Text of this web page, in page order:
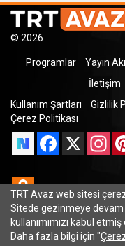
© 2026
Programlar Yayın
İletişim
Kullanım Şartları
Gizlilik
Çerez Politikası
Facebook
X
Odnoklassniki
TRT Avaz web sitesi
Sitede gezinmeye
kullanımımızı kabul
Daha fazla bilgi için "